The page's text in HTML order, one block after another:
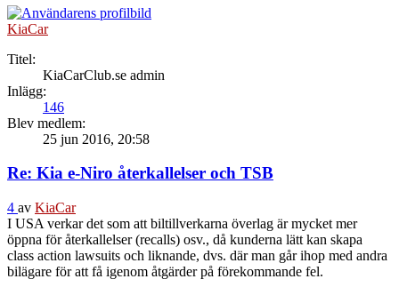
KiaCar
Titel:
KiaCarClub.se admin
Inlägg:
146
Blev medlem:
25 jun 2016, 20:58
Re: Kia e-Niro återkallelser och TSB
4 av KiaCar
I USA verkar det som att biltillverkarna överlag är mycket mer
öppna för återkallelser (recalls) osv., då kunderna lätt kan skapa
class action lawsuits och liknande, dvs. där man går ihop med andra
bilägare för att få igenom åtgärder på förekommande fel.